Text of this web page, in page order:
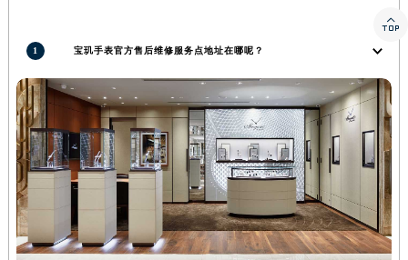
云南省西双版纳傣族自治州景洪市宣慰大道宝玑售后服务中心（需提前预约）
云南省玉溪市红塔区南北大街宝玑售后服务中心（需提前预约）
云南省昭通市昭阳区青年路宝玑售后服务中心（需提前预约）
台湾省台北市万华区中华路宝玑售后服务中心（需提前预约）
台湾省新北市板桥区文化路宝玑售后服务中心（需提前预约）
台湾省桃园市中坜区中丰路宝玑售后服务中心（需提前预约）
台湾省台中市西屯区文华路宝玑售后服务中心（需提前预约）
1 宝玑手表官方售后维修服务点地址在哪呢？
